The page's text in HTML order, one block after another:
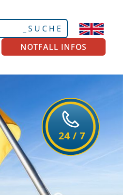
NOTFALL INFOS